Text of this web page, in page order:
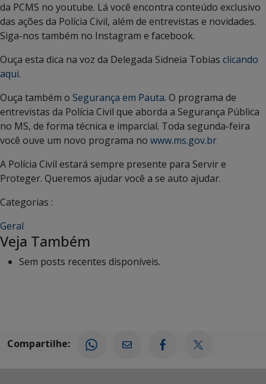
da PCMS no youtube. Lá você encontra conteúdo exclusivo
das ações da Polícia Civil, além de entrevistas e novidades.
Siga-nos também no Instagram e facebook.
Ouça esta dica na voz da Delegada Sidneia Tobias clicando
aqui.
Ouça também o Segurança em Pauta. O programa de
entrevistas da Polícia Civil que aborda a Segurança Pública
no MS, de forma técnica e imparcial. Toda segunda-feira
você ouve um novo programa no www.ms.gov.br
A Polícia Civil estará sempre presente para Servir e
Proteger. Queremos ajudar você a se auto ajudar.
Categorias :
Geral
Veja Também
Sem posts recentes disponíveis.
Compartilhe: